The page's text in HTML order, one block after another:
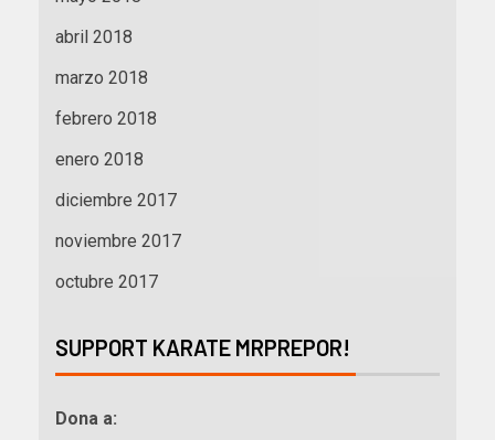
abril 2018
marzo 2018
febrero 2018
enero 2018
diciembre 2017
noviembre 2017
octubre 2017
SUPPORT KARATE MRPREPOR!
Dona a: